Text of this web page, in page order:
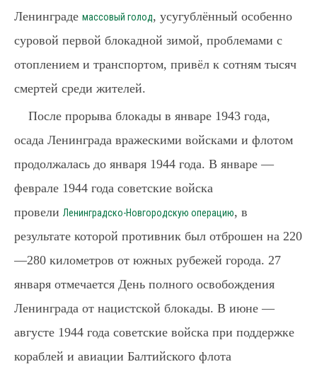
Ленинграде массовый голод, усугублённый особенно
суровой первой блокадной зимой, проблемами с
отоплением и транспортом, привёл к сотням тысяч
смертей среди жителей.
После прорыва блокады в январе 1943 года,
осада Ленинграда вражескими войсками и флотом
продолжалась до января 1944 года. В январе —
феврале 1944 года советские войска
провели Ленинградско-Новгородскую операцию, в
результате которой противник был отброшен на 220
—280 километров от южных рубежей города. 27
января отмечается День полного освобождения
Ленинграда от нацистской блокады. В июне —
августе 1944 года советские войска при поддержке
кораблей и авиации Балтийского флота